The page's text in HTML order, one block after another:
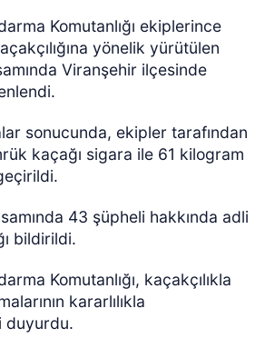
Komutanlığı ekiplerince
yönelik yürütülen
Viranşehir ilçesinde
sonucunda, ekipler tarafından
kaçağı sigara ile 61 kilogram
43 şüpheli hakkında adli
bildirildi.
Komutanlığı, kaçakçılıkla
kararlılıkla
duyurdu.